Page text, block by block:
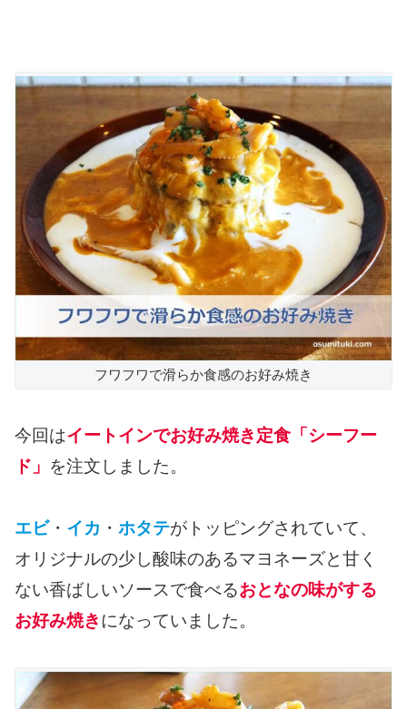
フワフワで滑らか食感のお好み焼き
今回はイートインでお好み焼き定食「シーフー
ド」 を注文しました。
エビ・ イカ ・ ホタテがトッピングされていて、
オリジナルの少し酸味のあるマヨネーズと甘く
ない香ばしいソースで食べるおとなの味がする
お好み焼きになっていました。